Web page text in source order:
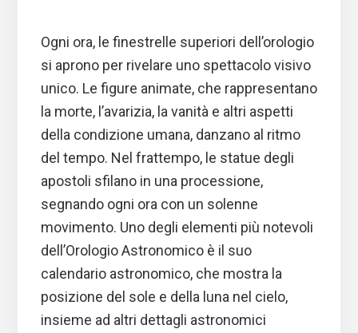
Ogni ora, le finestrelle superiori dell’orologio
si aprono per rivelare uno spettacolo visivo
unico. Le figure animate, che rappresentano
la morte, l’avarizia, la vanità e altri aspetti
della condizione umana, danzano al ritmo
del tempo. Nel frattempo, le statue degli
apostoli sfilano in una processione,
segnando ogni ora con un solenne
movimento. Uno degli elementi più notevoli
dell’Orologio Astronomico è il suo
calendario astronomico, che mostra la
posizione del sole e della luna nel cielo,
insieme ad altri dettagli astronomici